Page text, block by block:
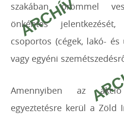
szakában örömmel
önkéntes
csoportos (cégek, lakó- és
vagy egyéni
Amennyiben az
egyeztetésre kerül a Zöld